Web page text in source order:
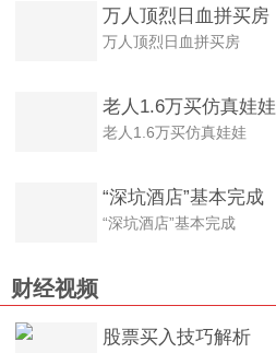
万人顶烈日血拼买房
万人顶烈日血拼买房
老人1.6万买仿真娃娃
老人1.6万买仿真娃娃
“深坑酒店”基本完成
“深坑酒店”基本完成
财经视频
股票买入技巧解析